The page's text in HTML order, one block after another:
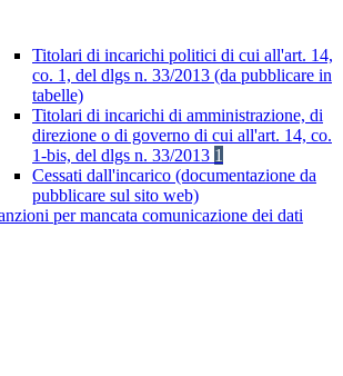
Titolari di incarichi politici di cui all'art. 14,
co. 1, del dlgs n. 33/2013 (da pubblicare in
tabelle)
Titolari di incarichi di amministrazione, di
direzione o di governo di cui all'art. 14, co.
1-bis, del dlgs n. 33/2013 1
Cessati dall'incarico (documentazione da
pubblicare sul sito web)
per mancata comunicazione dei dati